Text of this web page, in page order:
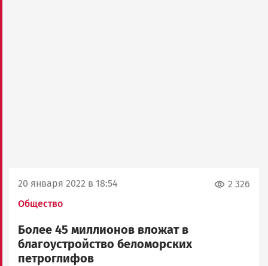
20 января 2022 в 18:54
Общество
2 326
Более 45 миллионов вложат в
благоустройство беломорских
петроглифов